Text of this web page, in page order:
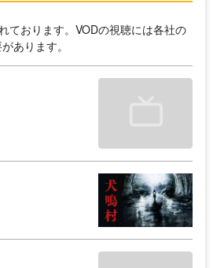
ております。VODの視聴には各社の
あります。